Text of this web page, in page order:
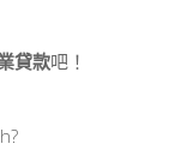
貸款吧！